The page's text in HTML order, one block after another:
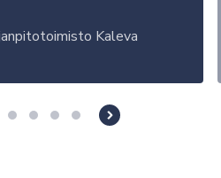
Kaleva